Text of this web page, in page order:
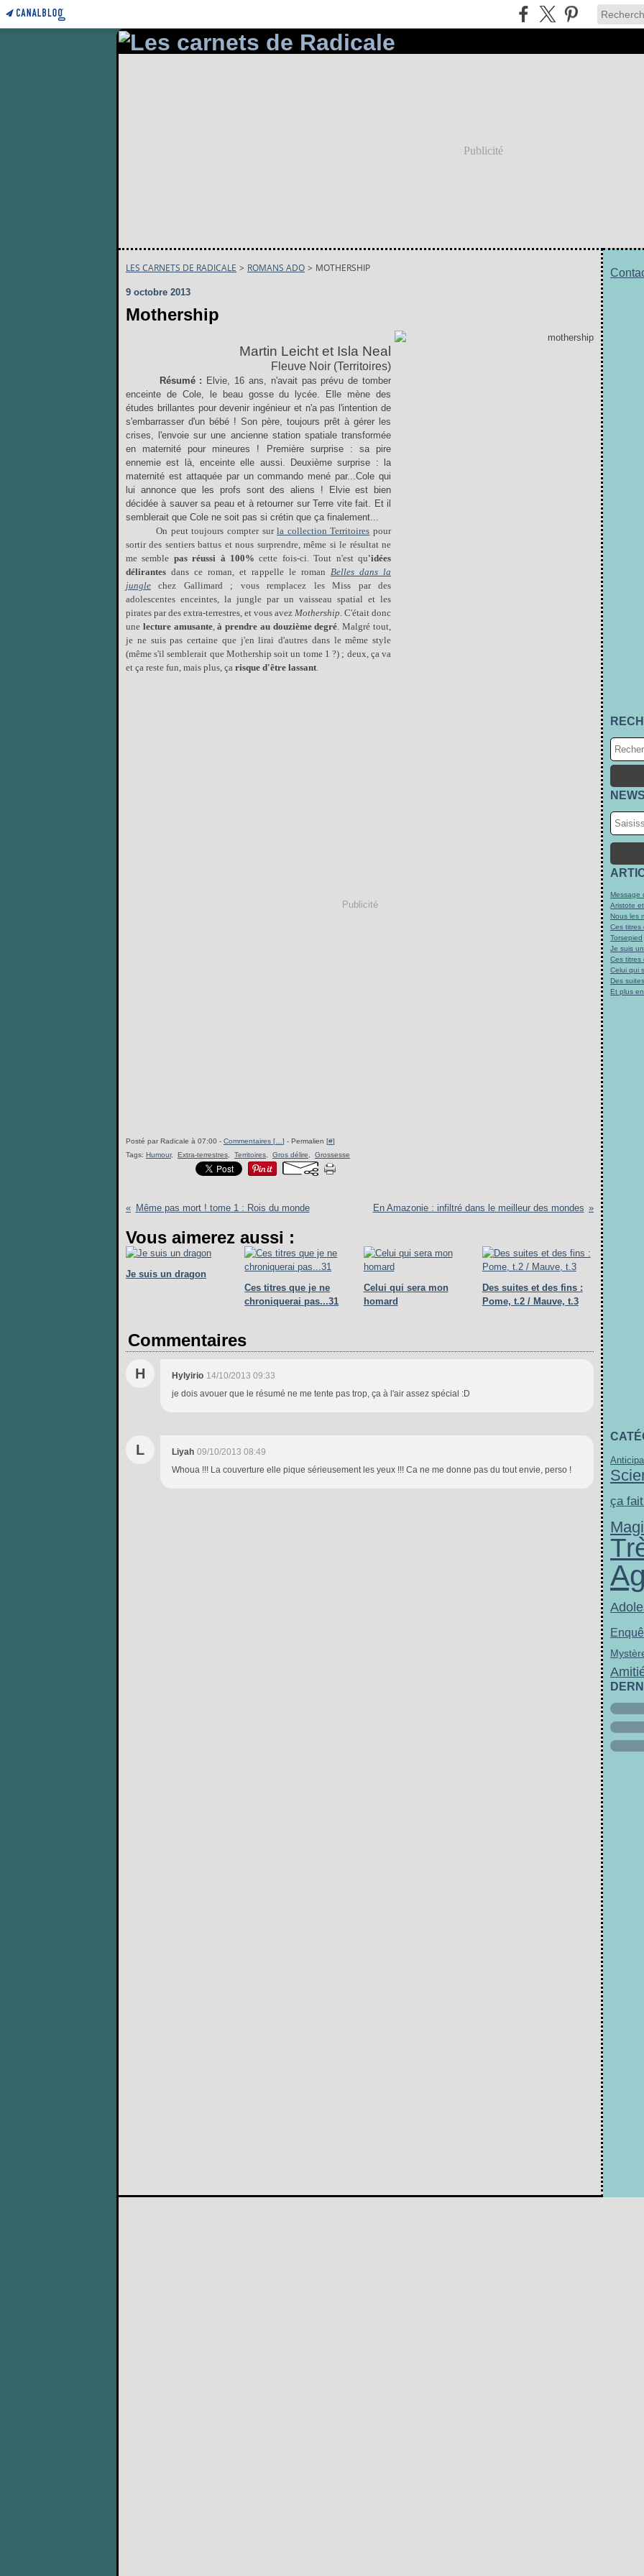
Publicité
LES CARNETS DE RADICALE > ROMANS ADO > MOTHERSHIP
9 octobre 2013
Mothership
Martin Leicht et Isla Neal
Fleuve Noir (Territoires)
Résumé : Elvie, 16 ans, n'avait pas prévu de tomber
enceinte de Cole, le beau gosse du lycée. Elle mène des
études brillantes pour devenir ingénieur et n'a pas l'intention de
s'embarrasser d'un bébé ! Son père, toujours prêt à gérer les
crises, l'envoie sur une ancienne station spatiale transformée
en maternité pour mineures ! Première surprise : sa pire
ennemie est là, enceinte elle aussi. Deuxième surprise : la
maternité est attaquée par un commando mené par...Cole qui
lui annonce que les profs sont des aliens ! Elvie est bien
décidée à sauver sa peau et à retourner sur Terre vite fait. Et il
semblerait que Cole ne soit pas si crétin que ça finalement...
On peut toujours compter surla collection Territoires pour
sortir des sentiers battus et nous surprendre, même si le résultat ne
me semble pasréussi à 100% cette fois-ci. Tout n'est qu'idées
délirantes dans ce roman, et rappelle le roman Belles dans la
jungle chez Gallimard ; vous remplacez les Miss par des
adolescentes enceintes, la jungle par un vaisseau spatial et les
pirates par des extra-terrestres, et vous avez Mothership. C'était donc
une lecture amusante,à prendre au douzième degré. Malgré tout,
je ne suis pas certaine que j'en lirai d'autres dans le même style
(même s'il semblerait que Mothership soit un tome 1 ?) ; deux, ça va
et ça reste fun, mais plus, ça risque d'être lassant.
Publicité
Posté par Radicale à 07:00 - Commentaires [ ] - Permalien [#]
Tags: Humour, Extra-terrestres Territoires Gros délire Grossesse
Même pas mort ! tome 1 : Rois du monde En Amazonie : infiltré dans le meilleur des mondes
Vous aimerez aussi :
Je suis un dragon
Ces titres que je ne
chroniquerai pas...31
Celui qui sera mon
homard
Des suites et des fins :
Pome, t.2 / Mauve, t.3
Commentaires
H Hylyirio 14/10/2013 09:33
je dois avouer que le résumé ne me tente pas trop, ça à l'air assez spécial :D
L Liyah 09/10/2013 08:49
Whoua !!! La couverture elle pique sérieusement les yeux !!! Ca ne me donne pas du tout envie, perso !
Message
Aristote
Nous les
Ces titres
Torsepied
Je suis
Ces titres
Celui qui
Des
Et plus
ça